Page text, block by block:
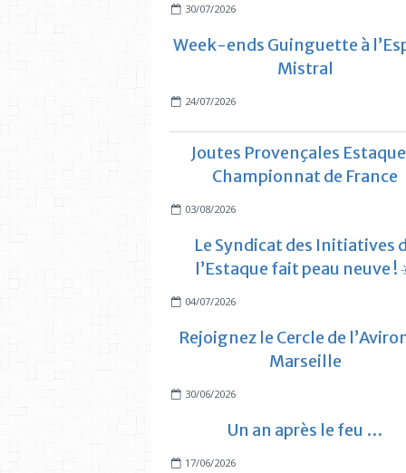
30/07/2026
Week-ends Guinguette à
Mistral
24/07/2026
Joutes Provençales
Championnat de France
03/08/2026
Le Syndicat des Initiatives
l’Estaque fait peau neuve !
04/07/2026
Rejoignez le Cercle de
Marseille
30/06/2026
Un an après le feu …
17/06/2026